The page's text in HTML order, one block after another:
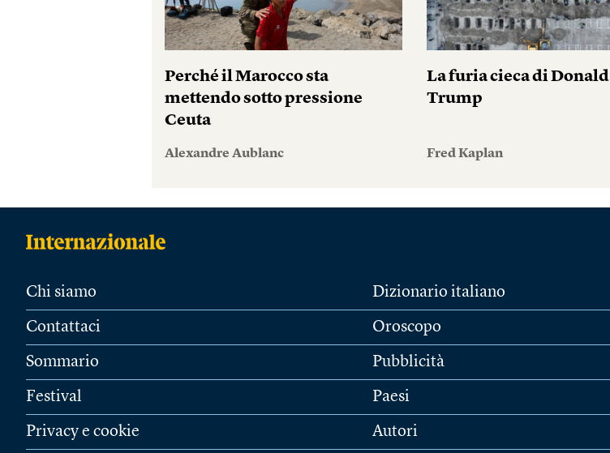
Perché il Marocco sta
mettendo sotto pressione
Ceuta
Alexandre Aublanc
La furia cieca di Donald
Trump
Fred Kaplan
Chi siamo
Contattaci
Sommario
Festival
Privacy e cookie
Dizionario italiano
Oroscopo
Pubblicità
Paesi
Autori